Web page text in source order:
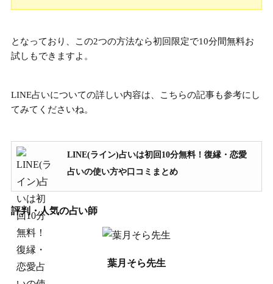
となっており、
この2つの方法なら初回限定で10分間無料お
試し もできますよ。
LINE占いについての詳しい内容は、こちらの記事も参考にし
てみてくださいね。
LINE(ライン)占いは初回10分無料！復縁・恋愛
占いの使い方や口コミまとめ
評判・人気の占い師
葉月そら先生